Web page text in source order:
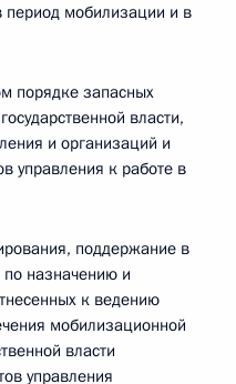
период мобилизации и в
порядке запасных
власти,
и организаций и
управления к работе в
поддержание в
по назначению и
к ведению
мобилизационной
власти
управления